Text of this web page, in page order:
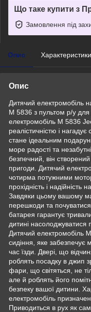
Що таке купити з
Замовлення під
Опис Характеристики
Опис
Дитячий електромобіль
M 5836 з пультом р/у для
електромобіль M 5836
реалістичністю і
стане ідеальним
море радості та
безпечний, він
пригоди. Дитячий
чотирма потужними
прохідність і надійність
Завдяки цьому вашому
перешкоди та
батарея гарантує
дитині насолоджуватися
Дитячий електромобіль
сидіння, яке забезпечує
час їзди. Двері, що
роблять посадку в джип
фари, що світяться, не
але й роблять його
безпеку вашої дитини.
електромобіль
Приводиться в рух як